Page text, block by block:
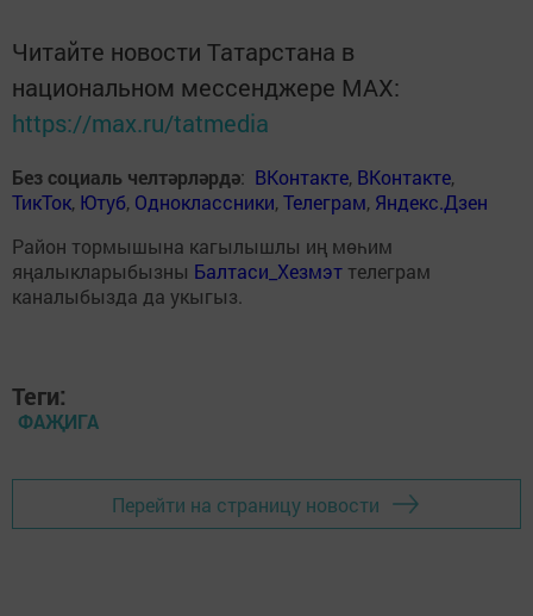
Читайте новости Татарстана в
национальном мессенджере MАХ:
https://max.ru/tatmedia
Без социаль челтәрләрдә: ВКонтакте, ВКонтакте,
ТикТок, Ютуб, Одноклассники,Телеграм, Яндекс.Дзен
Район тормышына кагылышлы иң мөһим
яңалыкларыбызны Балтаси_Хезмэт телеграм
каналыбызда да укыгыз.
Теги:
ФАҖИГА
Перейти на страницу новости